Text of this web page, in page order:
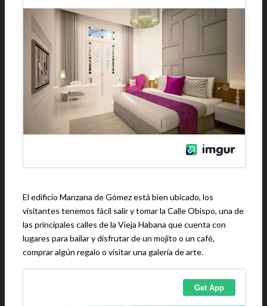
El edificio Manzana de Gómez está bien ubicado, los
visitantes tenemos fácil salir y tomar la Calle Obispo, una de
las principales calles de la Vieja Habana que cuenta con
lugares para bailar y disfrutar de un mojito o un café,
comprar algún regalo o visitar una galería de arte.